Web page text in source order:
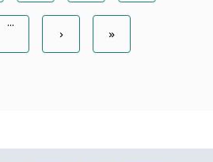
…
Következő
›
Utolsó
»